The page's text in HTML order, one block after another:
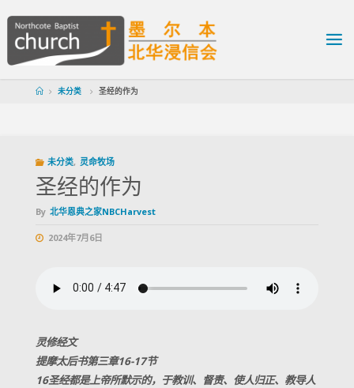
未分类 圣经的作为
未分类, 灵命牧场
圣经的作为
By 北华恩典之家NBCHarvest
2024年7月6日
灵修经文
提摩太后书第三章16-17节
16圣经都是上帝所默示的，于教训、督责、使人归正、教导人